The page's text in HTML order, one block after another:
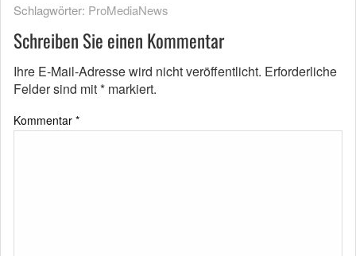
Schlagwörter: ProMediaNews
Schreiben Sie einen Kommentar
Ihre E-Mail-Adresse wird nicht veröffentlicht. Erforderliche
Felder sind mit* markiert.
Kommentar *